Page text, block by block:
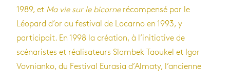
1989, et Ma vie sur le bicornerécompensé par le
Léopard d’or au festival de Locarno en 1993, y
participait. En 1998 la création, à l’initiative de
scénaristes et réalisateurs Slambek Taoukel et Igor
Vovnianko, du Festival Eurasia d’Almaty, l’ancienne